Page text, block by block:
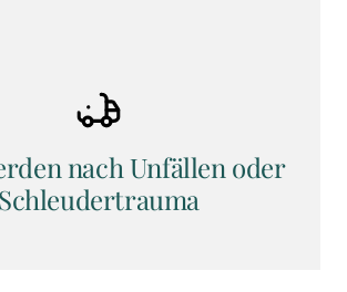
nach Unfällen oder
Schleudertrauma